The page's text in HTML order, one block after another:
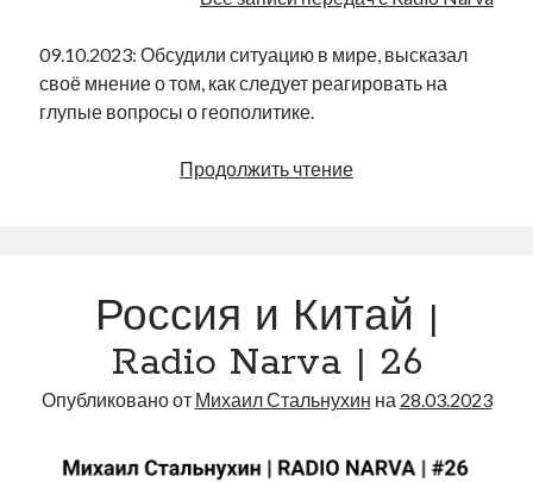
09.10.2023: Обсудили ситуацию в мире, высказал
своё мнение о том, как следует реагировать на
глупые вопросы о геополитике.
Продолжить чтениеГлупые
Radio
70
Россия и Китай |
Radio Narva | 26
Опубликовано от Михаил Стальнухин на 28.03.2023